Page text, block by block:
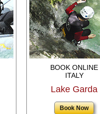
BOOK ONLINE
ITALY
Lake Garda
Book Now